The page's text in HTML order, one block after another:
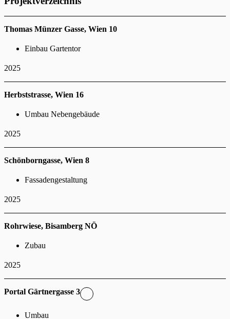
2025
Thomas Münzer Gasse, Wien 10
Einbau Gartentor
2025
Herbststrasse, Wien 16
Umbau Nebengebäude
2025
Schönborngasse, Wien 8
Fassadengestaltung
2025
Rohrwiese, Bisamberg NÖ
Zubau
Portal Gärtnergasse 3
Umbau